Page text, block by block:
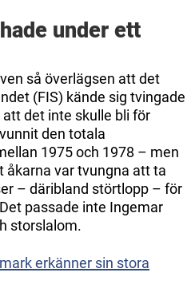
under ett
så överlägsen att det
(FIS) kände sig tvingade
det inte skulle bli för
den totala
1975 och 1978 – men
åkarna var tvungna att ta
– däribland störtlopp – för
passade inte Ingemar
storslalom.
erkänner sin stora